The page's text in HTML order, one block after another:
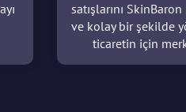
satışlarını
ve kolay bir şekilde
ticaretin için